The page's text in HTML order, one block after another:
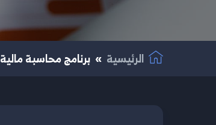
الرئيسية برنامج محاسبة مالية